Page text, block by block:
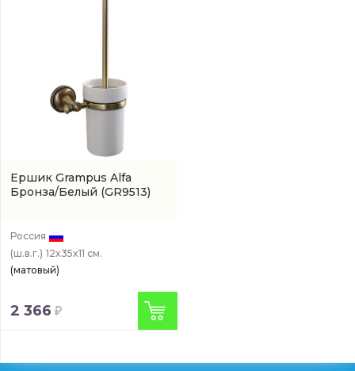
Ершик Grampus Alfa
Бронза/Белый (GR9513)
Россия
(ш.в.г.) 12x35x11 см.
(матовый)
2 366